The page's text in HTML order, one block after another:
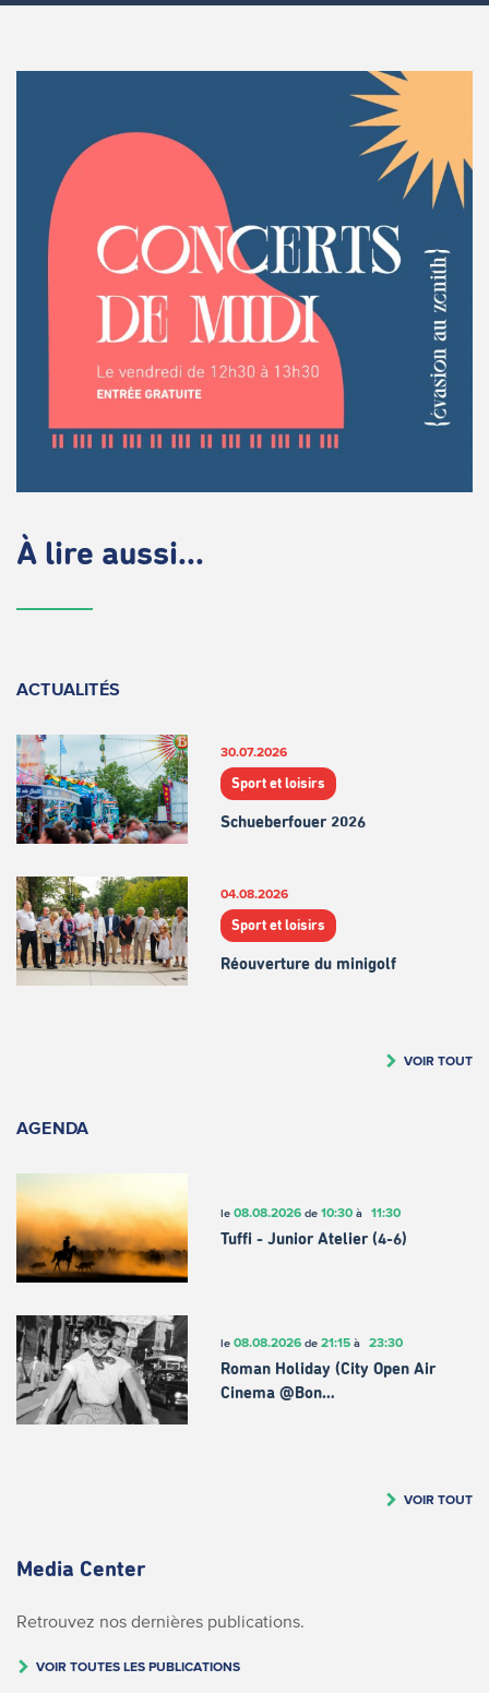
À lire aussi...
ACTUALITÉS
30.07.2026
Sport et loisirs
Schueberfouer 2026
04.08.2026
Sport et loisirs
Réouverture du minigolf
VOIR TOUT
AGENDA
le 08.08.2026de 10:30à 11:30
Tuffi - Junior Atelier (4-6)
le 08.08.2026de 21:15à 23:30
Roman Holiday (City Open Air
Cinema @Bon…
VOIR TOUT
Media Center
Retrouvez nos dernières publications.
VOIR TOUTES LES PUBLICATIONS